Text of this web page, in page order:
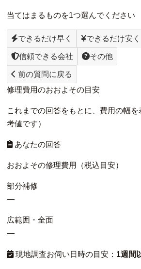
当てはまるものを1つ選んでください
できるだけ早く できるだけ安く
信頼できる会社 その他
前の質問に戻る
修理費用のおおよその目安
これまでの回答をもとに、費用の幅
考値です）
あなたの回答
おおよその修理費用（税込目安）
部分補修
—
広範囲・全面
—
現地調査お伺い日時の目安： 1週間